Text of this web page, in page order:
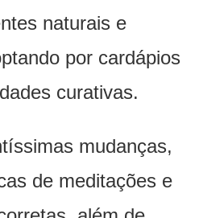
naturais e
por cardápios
curativas.
mudanças,
de meditações e